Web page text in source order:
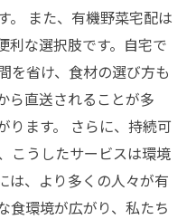
。 また、有機野菜宅配は
利な選択肢です。自宅で
を省け、食材の選び方も
ら直送されることが多
ります。 さらに、持続可
こうしたサービスは環境
は、より多くの人々が有
食環境が広がり、私たち